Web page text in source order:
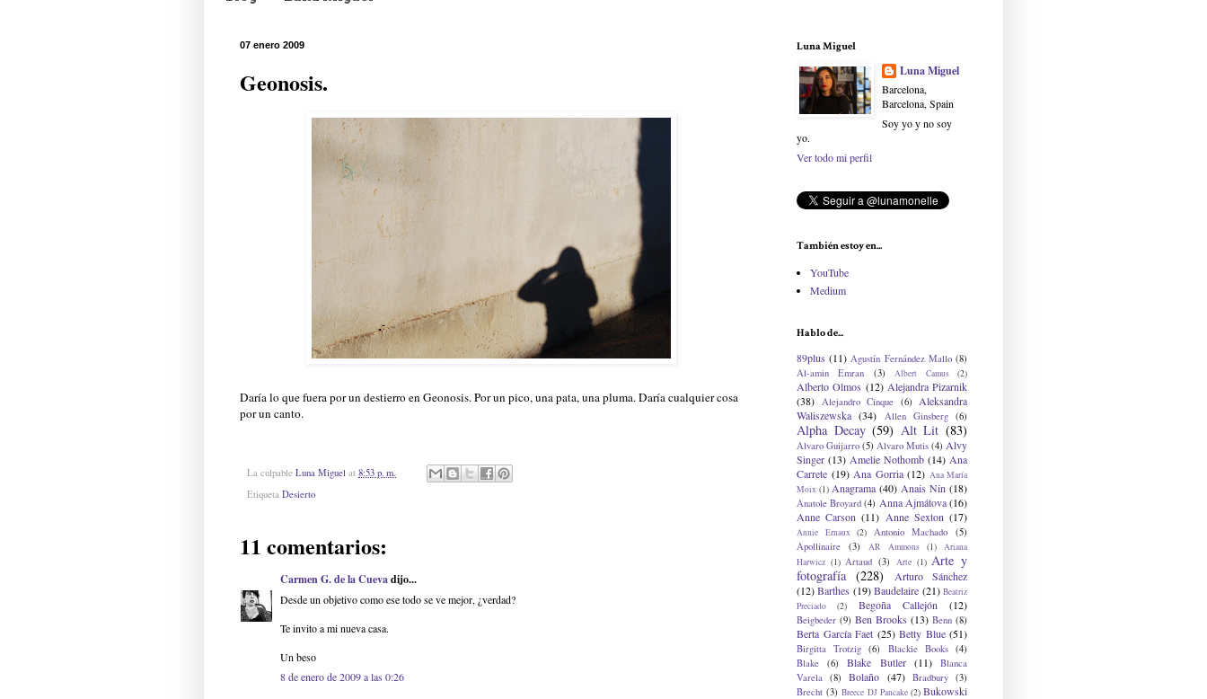
07 enero 2009
Geonosis.
Daría lo que fuera por un destierro en Geonosis. Por un pico, una pata, una pluma. Daría cualquier cosa
por un canto.
La culpable Luna Miguel at 8:53 p. m.
Etiqueta Desierto
11 comentarios:
Carmen G. de la Cuevadijo...
Desde un objetivo como ese todo se ve mejor, ¿verdad?
Te invito a mi nueva casa.
Un beso
8 de enero de 2009 a las 0:26
Luna Miguel
Luna Miguel
Barcelona,
Barcelona, Spain
Soy yo y no soy
yo.
Ver todo mi perfil
También estoy en...
YouTube
Medium
Hablo de...
89plus (11) Agustín Fernández Mallo (8)
Al-amin Emran
(3) Albert Camus (2)
Alberto Olmos (12) Alejandra Pizarnik
(38)
Alejandro Cinque (6)
Aleksandra
Waliszewska (34) Allen Ginsberg (6)
Alpha Decay (59) Alt Lit (83)
Alvaro Guijarro (5) Alvaro Mutis (4) Alvy
Singer (13) Amelie Nothomb (14) Ana
Carrete (19) Ana Gorria (12) Ana María
Moix (1) Anagrama (40) Anais Nin (18)
Anatole Broyard (4) Anna Ajmátova (16)
Anne Carson (11) Anne Sexton (17)
Annie Ernaux (2) Antonio Machado
(5)
Apollinaire
(3) AR Ammons (1)
Ariana
Harwicz (1) Artaud (3) Arte (1) Arte y
fotografía (228)
Arturo Sánchez
(12) Barthes (19) Baudelaire (21) Beatriz
Preciado
(2) Begoña Callejón (12)
Beigbeder (9) Ben Brooks (13) Benn (8)
Berta García Faet (25) Betty Blue (51)
Birgitta Trotzig (6) Blackie Books (4)
Blake
(6) Blake Butler (11)
Blanca
Varela
(8) Bolaño (47) Bradbury (3)
Brecht (3) Breece DJ Pancake (2) Bukowski